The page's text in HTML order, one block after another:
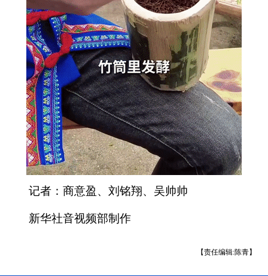
记者：商意盈、刘铭翔、吴帅帅
新华社音视频部制作
【责任编辑:陈青】